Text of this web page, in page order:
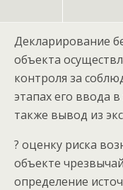
Декларирование
объекта
контроля за
этапах его ввода
также вывод из
? оценку риска
объекте
определение